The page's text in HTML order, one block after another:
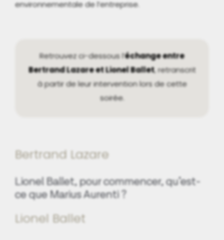
environnementale de l’entreprise.
Retrouvez ci-dessous l’échange entre
Bertrand Lazare et Lionel Ballet, retranscrit
à partir de leur intervention lors de cette
soirée.
Bertrand Lazare
Lionel Ballet, pour commencer, qu’est-
ce que Marius Aurenti ?
Lionel Ballet